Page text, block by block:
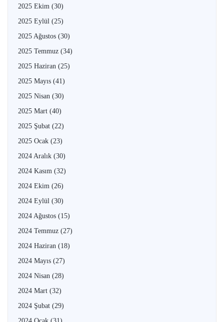
2025 Ekim (30)
2025 Eylül (25)
2025 Ağustos (30)
2025 Temmuz (34)
2025 Haziran (25)
2025 Mayıs (41)
2025 Nisan (30)
2025 Mart (40)
2025 Şubat (22)
2025 Ocak (23)
2024 Aralık (30)
2024 Kasım (32)
2024 Ekim (26)
2024 Eylül (30)
2024 Ağustos (15)
2024 Temmuz (27)
2024 Haziran (18)
2024 Mayıs (27)
2024 Nisan (28)
2024 Mart (32)
2024 Şubat (29)